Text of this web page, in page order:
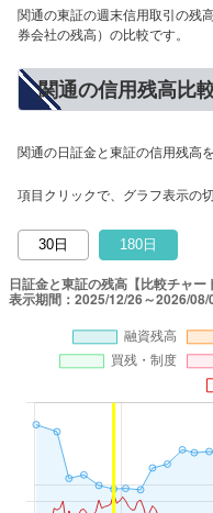
関通の東証の週末信用取引の残
券会社の残高）の比較です。
関通の信用残高比
関通の日証金と東証の信用残高
項目クリックで、グラフ表示の
30日 180日